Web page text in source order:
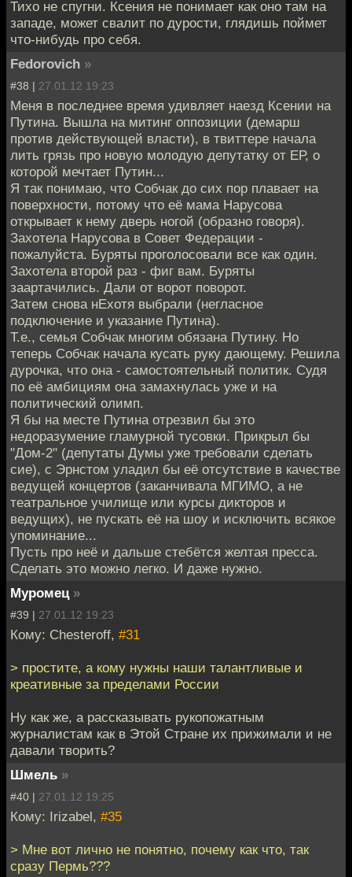
Тихо не спугни. Ксения не понимает как оно там на
западе, может свалит по дурости, глядишь поймет
что-нибудь про себя.
Fedorovich »
#38 | 27.01.12 19:23
Меня в последнее время удивляет наезд Ксении на
Путина. Вышла на митинг оппозиции (демарш
против действующей власти), в твиттере начала
лить грязь про новую молодую депутатку от ЕР, о
которой мечтает Путин...
Я так понимаю, что Собчак до сих пор плавает на
поверхности, потому что её мама Нарусова
открывает к нему дверь ногой (образно говоря).
Захотела Нарусова в Совет Федерации -
пожалуйста. Буряты проголосовали все как один.
Захотела второй раз - фиг вам. Буряты
заартачились. Дали от ворот поворот.
Затем снова нЕхотя выбрали (негласное
подключение и указание Путина).
Т.е., семья Собчак многим обязана Путину. Но
теперь Собчак начала кусать руку дающему. Решила
дурочка, что она - самостоятельный политик. Судя
по её амбициям она замахнулась уже и на
политический олимп.
Я бы на месте Путина отрезвил бы это
недоразумение гламурной тусовки. Прикрыл бы
"Дом-2" (депутаты Думы уже требовали сделать
сие), с Эрнстом уладил бы её отсутствие в качестве
ведущей концертов (заканчивала МГИМО, а не
театральное училище или курсы дикторов и
ведущих), не пускать её на шоу и исключить всякое
упоминание...
Пусть про неё и дальше стебётся желтая пресса.
Сделать это можно легко. И даже нужно.
Муромец »
#39 | 27.01.12 19:23
Кому: Chesteroff, #31
> простите, а кому нужны наши талантливые и
креативные за пределами России
Ну как же, а рассказывать рукопожатным
журналистам как в Этой Стране их прижимали и не
давали творить?
Шмель »
#40 | 27.01.12 19:25
Кому: Irizabel, #35
> Мне вот лично не понятно, почему как что, так
сразу Пермь???